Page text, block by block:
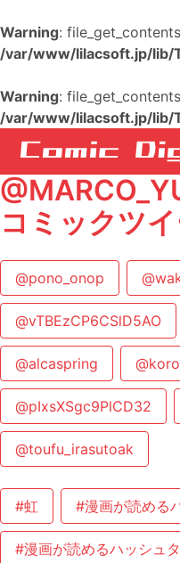
Warning:
/var/www/lilacsoft.jp/lib/
Warning:
/var/www/lilacsoft.jp/lib/
コミックツ
@pono_onop
@vTBEzCP6CSlD5AO
@alcaspring
@pIxsXSgc9PlCD32
@toufu_irasutoak
#虹 #漫画が読める
#漫画が読めるハッシュ